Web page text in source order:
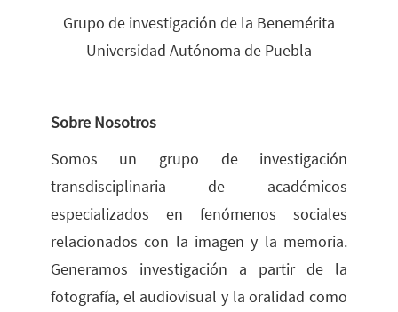
Grupo de investigación de la Benemérita
Universidad Autónoma de Puebla
Sobre Nosotros
Somos un grupo de investigación
transdisciplinaria de académicos
especializados en fenómenos sociales
relacionados con la imagen y la memoria.
Generamos investigación a partir de la
fotografía, el audiovisual y la oralidad como